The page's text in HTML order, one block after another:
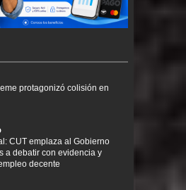
protagonizó colisión en
CUT emplaza al Gobierno
a debatir con evidencia y
decente